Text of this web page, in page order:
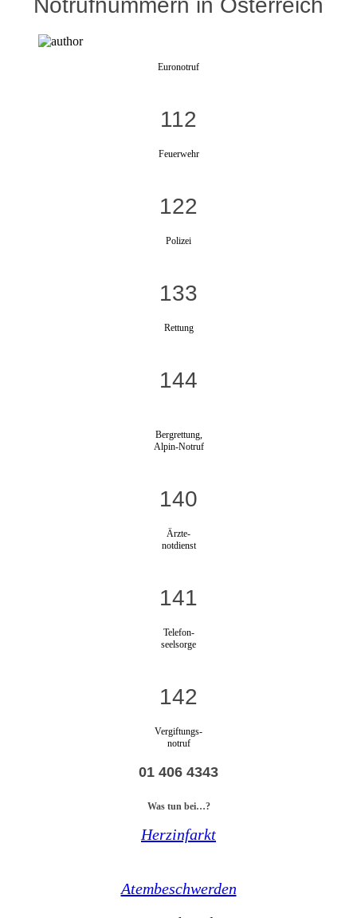
Notrufnummern in Österreich
Euronotruf
112
Feuerwehr
122
Polizei
133
Rettung
144
Bergrettung,
Alpin-Notruf
140
Ärzte-
notdienst
141
Telefon-
seelsorge
142
Vergiftungs-
notruf
01 406 4343
Was tun bei…?
Herzinfarkt
Atembeschwerden